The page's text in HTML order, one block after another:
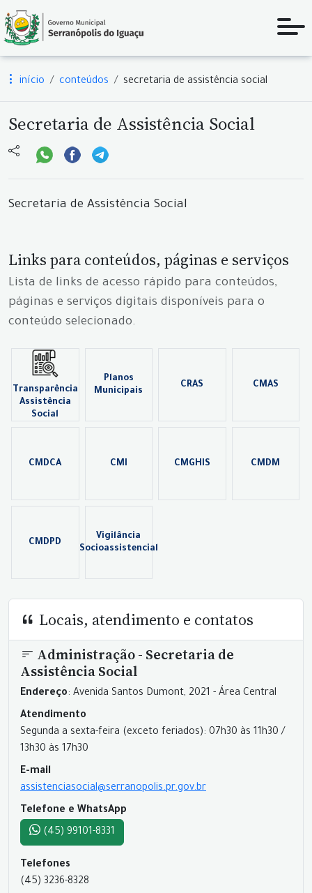
início conteúdos secretaria de assistência social
Secretaria de Assistência Social
Secretaria de Assistência Social
Links para conteúdos, páginas e serviços
Lista de links de acesso rápido para conteúdos,
páginas e serviços digitais disponíveis para o
conteúdo selecionado.
Transparência
Assistência
Social
Planos
Municipais
CRAS CMAS
CMDCA CMI CMGHIS CMDM
CMDPD
Vigilância
Socioassistencial
Locais, atendimento e contatos
Administração - Secretaria de
Assistência Social
Endereço: Avenida Santos Dumont, 2021 - Área Central
Atendimento
Segunda a sexta-feira (exceto feriados): 07h30 às 11h30 /
13h30 às 17h30
E-mail
assistenciasocial@serranopolis.pr.gov.br
Telefone e WhatsApp
(45) 99101-8331
Telefones
(45) 3236-8328